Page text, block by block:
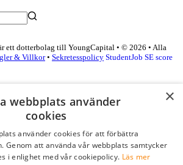
ett dotterbolag till YoungCapital • © 2026 • Alla
& Villkor• Sekretesspolicy StudentJob SE score
×
webbplats använder
cookies
använder cookies för att förbättra
Genom att använda vår webbplats samtycker
i enlighet med vår cookiepolicy. Läs mer